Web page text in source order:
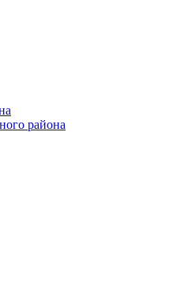
района